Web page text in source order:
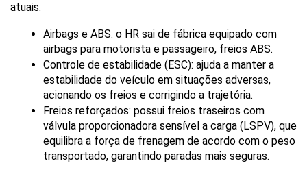
atuais:
Airbags e ABS: o HR sai de fábrica equipado com
airbags para motorista e passageiro, freios ABS.
Controle de estabilidade (ESC): ajuda a manter a
estabilidade do veículo em situações adversas,
acionando os freios e corrigindo a trajetória.
Freios reforçados: possui freios traseiros com
válvula proporcionadora sensível a carga (LSPV), que
equilibra a força de frenagem de acordo com o peso
transportado, garantindo paradas mais seguras.